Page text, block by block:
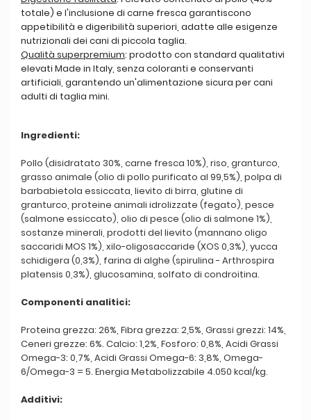
totale) e l'inclusione di carne fresca garantiscono
appetibilità e digeribilità superiori, adatte alle esigenze
nutrizionali dei cani di piccola taglia.
Qualità superpremium: prodotto con standard qualitativi
elevati Made in Italy, senza coloranti e conservanti
artificiali, garantendo un'alimentazione sicura per cani
adulti di taglia mini.
Ingredienti:
Pollo (disidratato 30%, carne fresca 10%), riso, granturco,
grasso animale (olio di pollo purificato al 99,5%), polpa di
barbabietola essiccata, lievito di birra, glutine di
granturco, proteine animali idrolizzate (fegato), pesce
(salmone essiccato), olio di pesce (olio di salmone 1%),
sostanze minerali, prodotti del lievito (mannano oligo
saccaridi MOS 1%), xilo-oligosaccaride (XOS 0,3%), yucca
schidigera (0,3%), farina di alghe (spirulina - Arthrospira
platensis 0,3%), glucosamina, solfato di condroitina.
Componenti analitici:
Proteina grezza: 26%, Fibra grezza: 2,5%, Grassi grezzi: 14%,
Ceneri grezze: 6%. Calcio: 1,2%, Fosforo: 0,8%, Acidi Grassi
Omega-3: 0,7%, Acidi Grassi Omega-6: 3,8%, Omega-
6/Omega-3 = 5. Energia Metabolizzabile 4.050 kcal/kg.
Additivi: